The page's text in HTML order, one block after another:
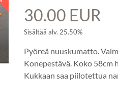
30.00 EUR
Sisältää alv. 25.50%
Pyöreä nuuskumatto.
Konepestävä. Koko 58cm
Kukkaan saa piilotettua